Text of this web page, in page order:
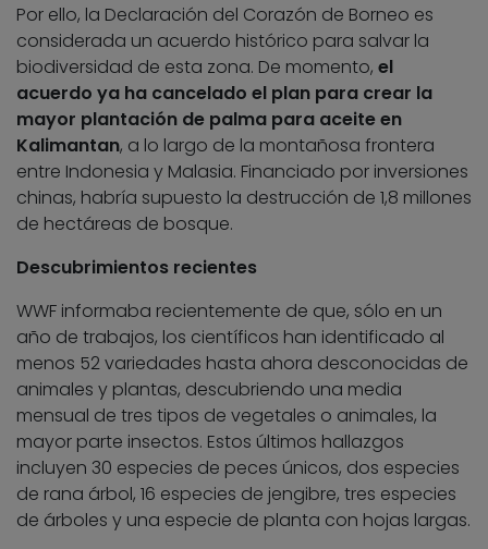
Por ello, la Declaración del Corazón de Borneo es
considerada un acuerdo histórico para salvar la
biodiversidad de esta zona. De momento, el
acuerdo ya ha cancelado el plan para crear la
mayor plantación de palma para aceite en
Kalimantan, a lo largo de la montañosa frontera
entre Indonesia y Malasia. Financiado por inversiones
chinas, habría supuesto la destrucción de 1,8 millones
de hectáreas de bosque.
Descubrimientos recientes
WWF informaba recientemente de que, sólo en un
año de trabajos, los científicos han identificado al
menos 52 variedades hasta ahora desconocidas de
animales y plantas, descubriendo una media
mensual de tres tipos de vegetales o animales, la
mayor parte insectos. Estos últimos hallazgos
incluyen 30 especies de peces únicos, dos especies
de rana árbol, 16 especies de jengibre, tres especies
de árboles y una especie de planta con hojas largas.